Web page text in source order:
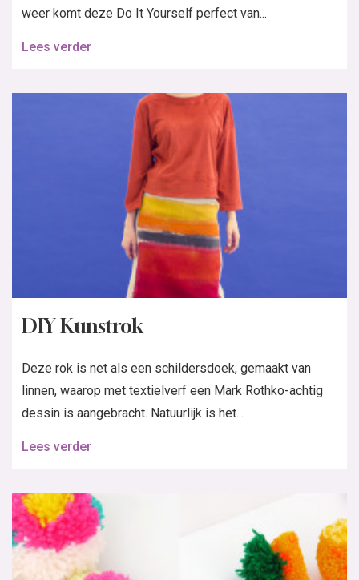
weer komt deze Do It Yourself perfect van...
Lees verder
DIY Kunstrok
Deze rok is net als een schildersdoek, gemaakt van
linnen, waarop met textielverf een Mark Rothko-achtig
dessin is aangebracht. Natuurlijk is het...
Lees verder